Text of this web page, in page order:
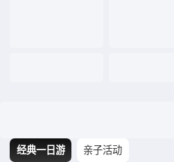
经典一日游 亲子活动